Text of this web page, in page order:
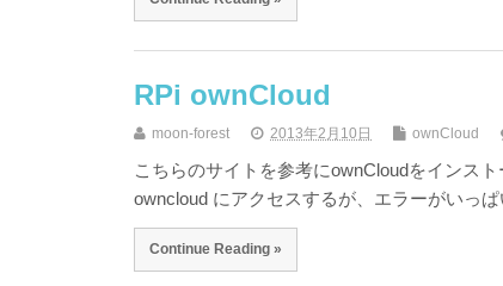
RPi ownCloud
moon-forest 2013年2月10日 ownCloud
こちらのサイトを参考にownCloudをインス
owncloud にアクセスするが、エラーがいっ
Continue Reading »